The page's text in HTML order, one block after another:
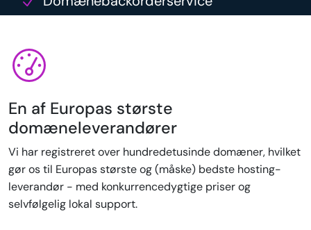
En af Europas største
domæneleverandører
Vi har registreret over hundredetusinde domæner, hvilket
gør os til Europas største og (måske) bedste hosting-
leverandør - med konkurrencedygtige priser og
selvfølgelig lokal support.